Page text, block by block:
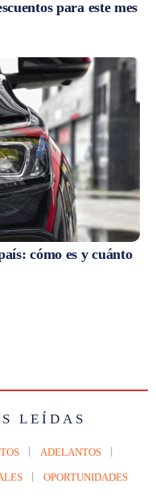
para este mes
cómo es y cuánto
LEÍDAS
ADELANTOS
OPORTUNIDADES